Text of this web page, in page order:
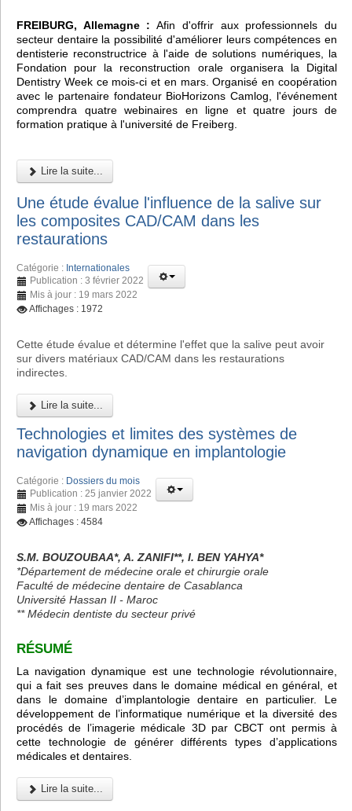
FREIBURG, Allemagne : Afin d'offrir aux professionnels du
secteur dentaire la possibilité d'améliorer leurs compétences en
dentisterie reconstructrice à l'aide de solutions numériques, la
Fondation pour la reconstruction orale organisera la Digital
Dentistry Week ce mois-ci et en mars. Organisé en coopération
avec le partenaire fondateur BioHorizons Camlog, l'événement
comprendra quatre webinaires en ligne et quatre jours de
formation pratique à l'université de Freiberg.
Lire la suite...
Une étude évalue l'influence de la salive sur
les composites CAD/CAM dans les
restaurations
Catégorie : Internationales
Publication : 3 février 2022
Mis à jour : 19 mars 2022
Affichages : 1972
Cette étude évalue et détermine l'effet que la salive peut avoir
sur divers matériaux CAD/CAM dans les restaurations
indirectes.
Lire la suite...
Technologies et limites des systèmes de
navigation dynamique en implantologie
Catégorie : Dossiers du mois
Publication : 25 janvier 2022
Mis à jour : 19 mars 2022
Affichages : 4584
S.M. BOUZOUBAA*, A. ZANIFI**, I. BEN YAHYA*
*Département de médecine orale et chirurgie orale
Faculté de médecine dentaire de Casablanca
Université Hassan II - Maroc
** Médecin dentiste du secteur privé
RÉSUMÉ
La navigation dynamique est une technologie révolutionnaire,
qui a fait ses preuves dans le domaine médical en général, et
dans le domaine d’implantologie dentaire en particulier. Le
développement de l’informatique numérique et la diversité des
procédés de l’imagerie médicale 3D par CBCT ont permis à
cette technologie de générer différents types d’applications
médicales et dentaires.
Lire la suite...